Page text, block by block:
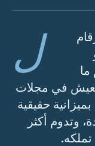
ل
ما
في مجلات
حقيقية
وتدوم أكثر